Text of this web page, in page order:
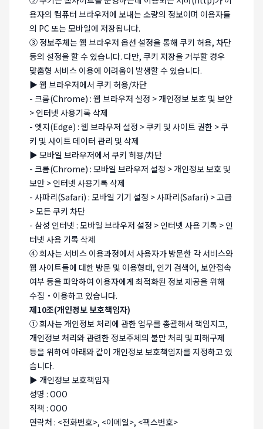
용자의 컴퓨터 브라우저에 보내는 소량의 정보이며 이용자들
의 PC 또는 모바일에 저장됩니다.
③ 정보주체는 웹 브라우저 옵션 설정을 통해 쿠키 허용, 차단
등의 설정을 할 수 있습니다. 다만, 쿠키 저장을 거부할 경우
맞춤형 서비스 이용에 어려움이 발생할 수 있습니다.
▶ 웹 브라우저에서 쿠키 허용/차단
- 크롬(Chrome) : 웹 브라우저 설정 > 개인정보 보호 및 보안
> 인터넷 사용기록 삭제
- 엣지(Edge) : 웹 브라우저 설정 > 쿠키 및 사이트 권한 > 쿠
키 및 사이트 데이터 관리 및 삭제
▶ 모바일 브라우저에서 쿠키 허용/차단
- 크롬(Chrome) : 모바일 브라우저 설정 > 개인정보 보호 및
보안 > 인터넷 사용기록 삭제
- 사파리(Safari) : 모바일 기기 설정 > 사파리(Safari) > 고급
> 모든 쿠키 차단
- 삼성 인터넷 : 모바일 브라우저 설정 > 인터넷 사용 기록 > 인
터넷 사용 기록 삭제
④ 회사는 서비스 이용과정에서 사용자가 방문한 각 서비스와
웹 사이트들에 대한 방문 및 이용형태, 인기 검색어, 보안접속
여부 등을 파악하여 이용자에게 최적화된 정보 제공을 위해
수집・이용하고 있습니다.
제10조(개인정보 보호책임자)
① 회사는 개인정보 처리에 관한 업무를 총괄해서 책임지고,
개인정보 처리와 관련한 정보주체의 불만 처리 및 피해구제
등을 위하여 아래와 같이 개인정보 보호책임자를 지정하고 있
습니다.
▶ 개인정보 보호책임자
성명 : OOO
직책 : OOO
연락처 : <전화번호>, <이메일>, <팩스번호>